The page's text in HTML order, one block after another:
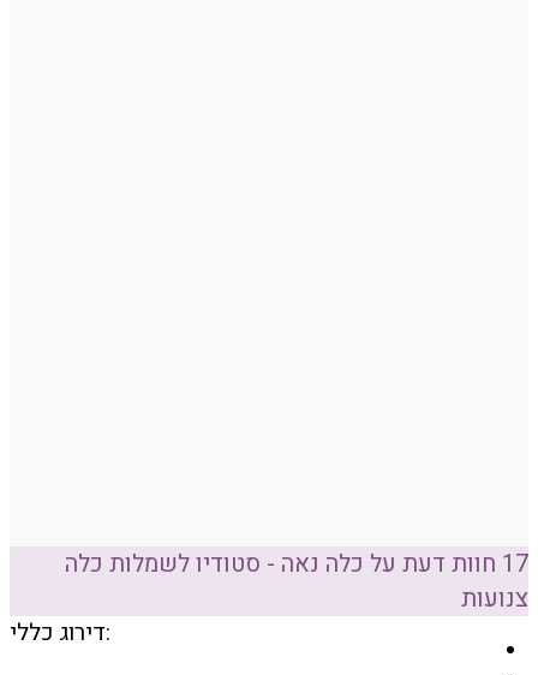
17 חוות דעת על כלה נאה - סטודיו לשמלות כלה
צנועות
דירוג כללי: